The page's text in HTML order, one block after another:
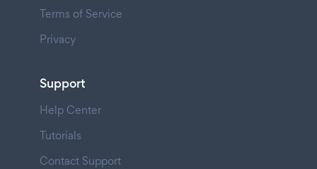
Terms of Service
Privacy
Support
Help Center
Tutorials
Contact Support